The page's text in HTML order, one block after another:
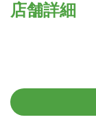
店舗詳細